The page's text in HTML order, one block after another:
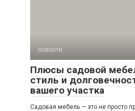
Новости
Плюсы садовой
стиль и
вашего участка
Садовая мебель — это не просто